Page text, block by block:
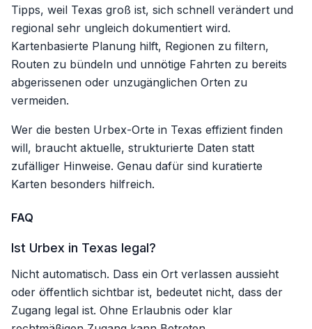
Tipps, weil Texas groß ist, sich schnell verändert und
regional sehr ungleich dokumentiert wird.
Kartenbasierte Planung hilft, Regionen zu filtern,
Routen zu bündeln und unnötige Fahrten zu bereits
abgerissenen oder unzugänglichen Orten zu
vermeiden.
Wer die besten Urbex-Orte in Texas effizient finden
will, braucht aktuelle, strukturierte Daten statt
zufälliger Hinweise. Genau dafür sind kuratierte
Karten besonders hilfreich.
FAQ
Ist Urbex in Texas legal?
Nicht automatisch. Dass ein Ort verlassen aussieht
oder öffentlich sichtbar ist, bedeutet nicht, dass der
Zugang legal ist. Ohne Erlaubnis oder klar